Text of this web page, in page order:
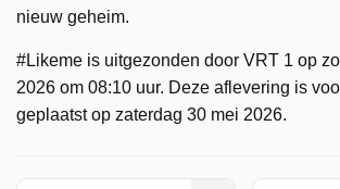
nieuw geheim.
#Likeme is uitgezonden door VRT 1 op
2026 om 08:10 uur. Deze aflevering is
geplaatst op zaterdag 30 mei 2026.